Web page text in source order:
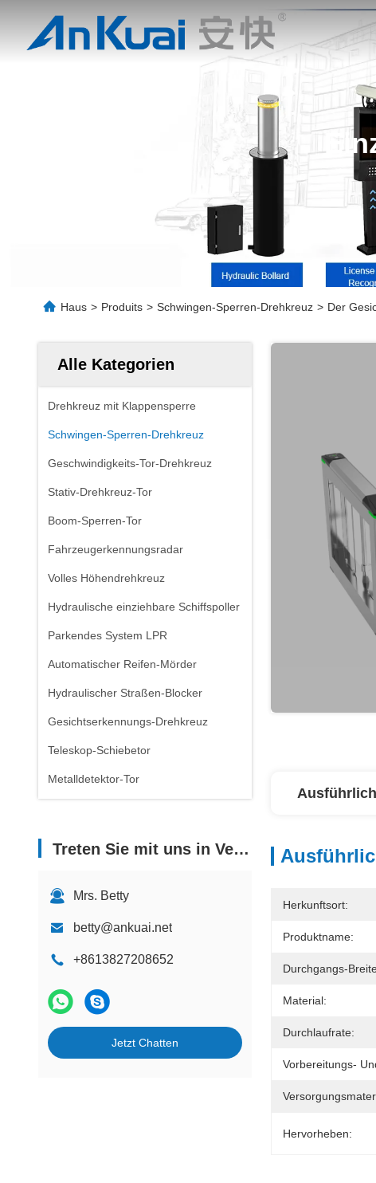
Haus > Produits > Schwingen-Sperren-Drehkreuz > Der
Alle Kategorien
Drehkreuz mit Klappensperre
Schwingen-Sperren-Drehkreuz
Geschwindigkeits-Tor-Drehkreuz
Stativ-Drehkreuz-Tor
Boom-Sperren-Tor
Fahrzeugerkennungsradar
Volles Höhendrehkreuz
Hydraulische einziehbare Schiffspoller
Parkendes System LPR
Automatischer Reifen-Mörder
Hydraulischer Straßen-Blocker
Gesichtserkennungs-Drehkreuz
Teleskop-Schiebetor
Metalldetektor-Tor
Treten Sie mit uns in Verbindung
Mrs. Betty
betty@ankuai.net
+8613827208652
Jetzt Chatten
Herkunftsort:
Produktname:
Durchgangs-
Material:
Durchlaufrate:
Vorbereitungs-
Hervorheben: